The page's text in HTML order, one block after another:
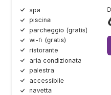
spa
piscina
parcheggio (gratis)
wi-fi (gratis)
ristorante
aria condizionata
palestra
accessibile
navetta